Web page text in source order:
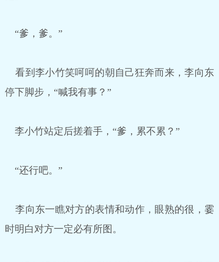
“爹，爹。”
看到李小竹笑呵呵的朝自己狂奔而来，李向东
停下脚步，“喊我有事？”
李小竹站定后搓着手，“爹，累不累？”
“还行吧。”
李向东一瞧对方的表情和动作，眼熟的很，霎
时明白对方一定必有所图。